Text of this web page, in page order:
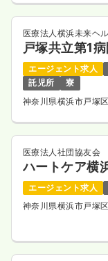
医療法人横浜未来ヘ
戸塚共立第1
エージェント求人
託児所
寮
神奈川県横浜市戸塚区
医療法人社団協友会
ハートケア横
エージェント求人
神奈川県横浜市戸塚